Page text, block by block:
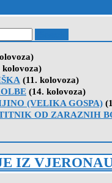
kolovoza)
(11. kolovoza)
(14. kolovoza)
(VELIKA GOSPA)
OD ZARAZNIH
IZ